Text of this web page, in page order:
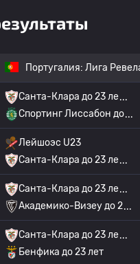
Португалия: Лига
Санта-Клара до 23 ле
Спортинг Лиссабон до
Лейшоэс U23
Санта-Клара до 23 ле
Санта-Клара до 23 ле
Академико-Визеу до 2
Санта-Клара до 23 ле
Бенфика до 23 лет